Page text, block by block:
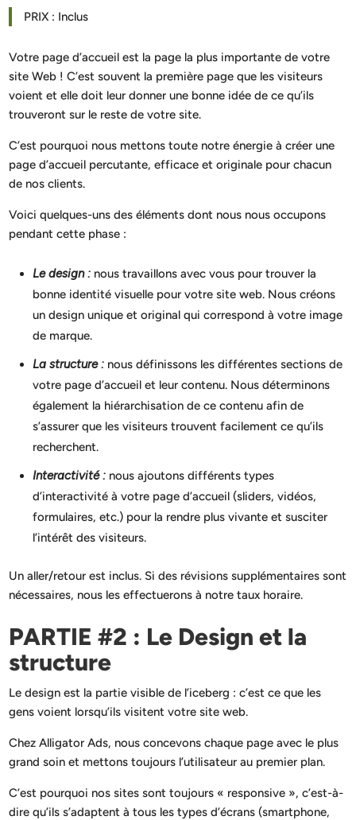
PRIX : Inclus
Votre page d’accueil est la page la plus importante de votre
site Web ! C’est souvent la première page que les visiteurs
voient et elle doit leur donner une bonne idée de ce qu’ils
trouveront sur le reste de votre site.
C’est pourquoi nous mettons toute notre énergie à créer une
page d’accueil percutante, efficace et originale pour chacun
de nos clients.
Voici quelques-uns des éléments dont nous nous occupons
pendant cette phase :
Le design : nous travaillons avec vous pour trouver la
bonne identité visuelle pour votre site web. Nous créons
un design unique et original qui correspond à votre image
de marque.
La structure : nous définissons les différentes sections de
votre page d’accueil et leur contenu. Nous déterminons
également la hiérarchisation de ce contenu afin de
s’assurer que les visiteurs trouvent facilement ce qu’ils
recherchent.
Interactivité : nous ajoutons différents types
d’interactivité à votre page d’accueil (sliders, vidéos,
formulaires, etc.) pour la rendre plus vivante et susciter
l’intérêt des visiteurs.
Un aller/retour est inclus. Si des révisions supplémentaires sont
nécessaires, nous les effectuerons à notre taux horaire.
PARTIE #2 : Le Design et la
structure
Le design est la partie visible de l’iceberg : c’est ce que les
gens voient lorsqu’ils visitent votre site web.
Chez Alligator Ads, nous concevons chaque page avec le plus
grand soin et mettons toujours l’utilisateur au premier plan.
C’est pourquoi nos sites sont toujours « responsive », c’est-à-
dire qu’ils s’adaptent à tous les types d’écrans (smartphone,